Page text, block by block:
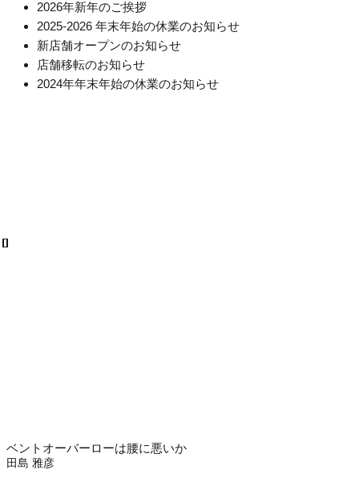
2026年新年のご挨拶
2025-2026 年末年始の休業のお知らせ
新店舗オープンのお知らせ
店舗移転のお知らせ
2024年年末年始の休業のお知らせ
ベントオーバーローは腰に悪いか
田島 雅彦